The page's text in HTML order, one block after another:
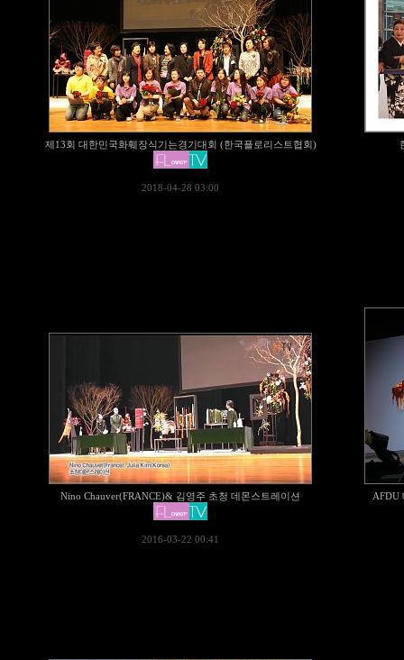
제13회 대한민국화훼장식기는경기대회 (한국플로리스트협회)
2018-04-28 03:00
Nino Chauver(FRANCE)& 김영주 초청 데몬스트레이션
2016-03-22 00:41
AFDU